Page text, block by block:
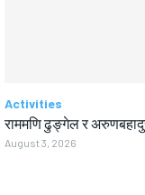
Activities
राममणि ढुङ्गेल र
August 3, 2026